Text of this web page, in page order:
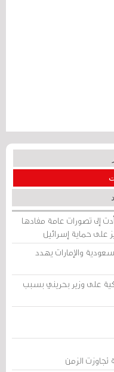
إلى تصورات عامة مفادها
على حماية إسرائيل
والإمارات يهدد
على وزير بحريني بسبب
تجاوزت الزمن